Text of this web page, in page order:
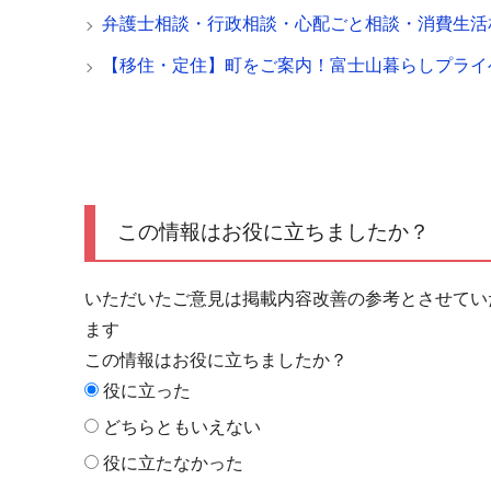
弁護士相談・行政相談・心配ごと相談・消費生
【移住・定住】町をご案内！富士山暮らしプラ
この情報はお役に立ちましたか？
いただいたご意見は掲載内容改善の参考とさせて
ます
この情報はお役に立ちましたか？
役に立った
どちらともいえない
役に立たなかった